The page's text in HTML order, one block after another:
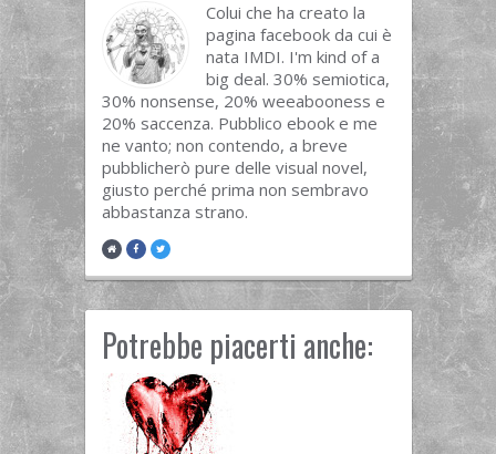
Colui che ha creato la
pagina facebook da cui è
nata IMDI. I'm kind of a
big deal. 30% semiotica,
30% nonsense, 20% weeabooness e
20% saccenza. Pubblico ebook e me
ne vanto; non contendo, a breve
pubblicherò pure delle visual novel,
giusto perché prima non sembravo
abbastanza strano.
Potrebbe piacerti anche: